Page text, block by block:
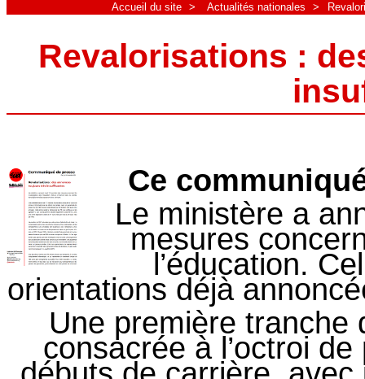
Accueil du site > Actualités nationales >
Revalorisations :
Ce
Le ministère a
mesures
l’éducation.
orientations déjà
Une première tranche
consacrée à l’octroi